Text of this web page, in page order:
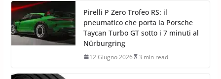
Pirelli P Zero Trofeo RS: il
pneumatico che porta la Porsche
Taycan Turbo GT sotto i 7 minuti al
Nürburgring
12 Giugno 2026 3 min read